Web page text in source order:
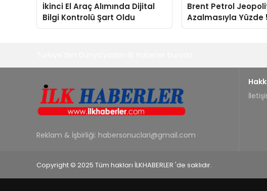
İkinci El Araç Alımında Dijital
Bilgi Kontrolü Şart Oldu
Brent Petrol
Azalmasıyla Yüzde
Düştü
Reklam & İşbirliği: habersonuclari@gmail.com
Copyright © 2025 Tüm hakları İLKHABERLER 'de saklıdır.